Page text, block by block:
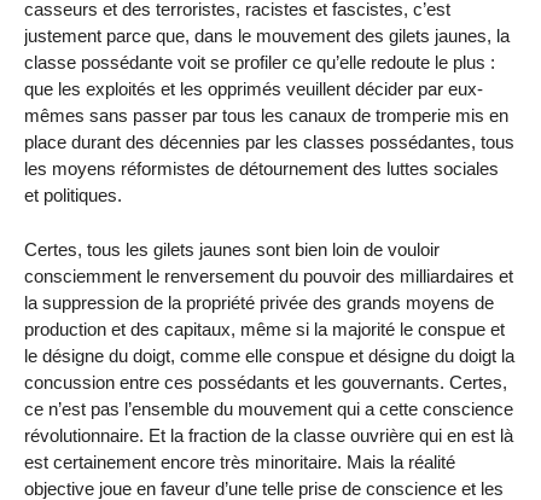
casseurs et des terroristes, racistes et fascistes, c’est
justement parce que, dans le mouvement des gilets jaunes, la
classe possédante voit se profiler ce qu’elle redoute le plus :
que les exploités et les opprimés veuillent décider par eux-
mêmes sans passer par tous les canaux de tromperie mis en
place durant des décennies par les classes possédantes, tous
les moyens réformistes de détournement des luttes sociales
et politiques.
Certes, tous les gilets jaunes sont bien loin de vouloir
consciemment le renversement du pouvoir des milliardaires et
la suppression de la propriété privée des grands moyens de
production et des capitaux, même si la majorité le conspue et
le désigne du doigt, comme elle conspue et désigne du doigt la
concussion entre ces possédants et les gouvernants. Certes,
ce n’est pas l’ensemble du mouvement qui a cette conscience
révolutionnaire. Et la fraction de la classe ouvrière qui en est là
est certainement encore très minoritaire. Mais la réalité
objective joue en faveur d’une telle prise de conscience et les